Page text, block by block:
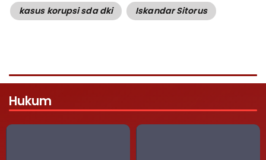
kasus korupsi sda dki
Iskandar Sitorus
Hukum